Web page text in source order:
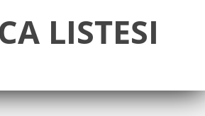
LISTESI